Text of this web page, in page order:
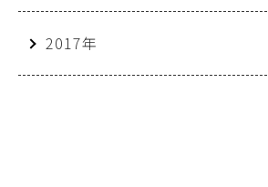
2017年